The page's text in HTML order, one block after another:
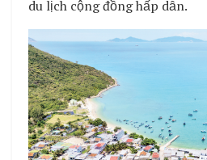
du lịch cộng đồng hấp dẫn.